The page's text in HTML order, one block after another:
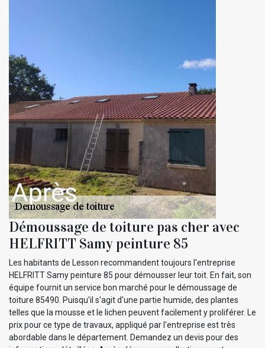
Démoussage de toiture pas cher avec
HELFRITT Samy peinture 85
Les habitants de Lesson recommandent toujours l'entreprise
HELFRITT Samy peinture 85 pour démousser leur toit. En fait, son
équipe fournit un service bon marché pour le démoussage de
toiture 85490. Puisqu'il s'agit d'une partie humide, des plantes
telles que la mousse et le lichen peuvent facilement y proliférer. Le
prix pour ce type de travaux, appliqué par l'entreprise est très
abordable dans le département. Demandez un devis pour des